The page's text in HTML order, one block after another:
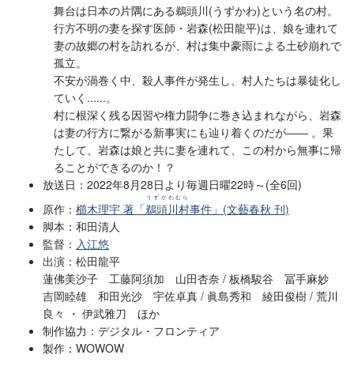
舞台は日本の片隅にある鵜頭川(うずかわ)という名の村。
行方不明の妻を探す医師・岩森(松田龍平)は、娘を連れて
妻の故郷の村を訪れるが、村は集中豪雨による土砂崩れで
孤立。
不安が渦巻く中、殺人事件が発生し、村人たちは暴徒化し
ていく......。
村に根深く残る因習や権力闘争に巻き込まれながら、岩森
は妻の行方に繋がる新事実にも辿り着くのだが―― 。果
たして、岩森は娘と共に妻を連れて、この村から無事に帰
ることができるのか！？
放送日：2022年8月28日より毎週日曜22時～(全6回)
原作： 櫛木理宇 著「鵜頭川村
うずかわむら
事件」(文藝春秋 刊)
脚本：和田清人
監督： 入江悠
出演：松田龍平
蓮佛美沙子 工藤阿須加 山田杏奈 / 板橋駿谷 冨手麻妙
吉岡睦雄 和田光沙 宇佐卓真 / 眞島秀和 綾田俊樹 / 荒川
良々 ・ 伊武雅刀 ほか
制作協力：デジタル・フロンティア
製作：WOWOW